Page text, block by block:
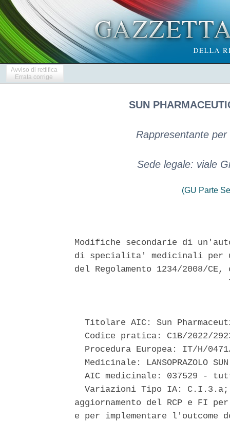
Avviso di rettifica
Errata corrige
SUN
Rappresentante
Sede legale: viale
(GU Parte
Modifiche secondarie di
di specialita' medicinali per
del Regolamento 1234/2008/
Titolare AIC: Sun
Codice pratica: C1B/2022/
Procedura Europea: IT/H/
Medicinale: LANSOPRAZOLO
AIC medicinale: 037529 -
Variazioni Tipo IA:
aggiornamento del RCP e FI
e per implementare l'outcome